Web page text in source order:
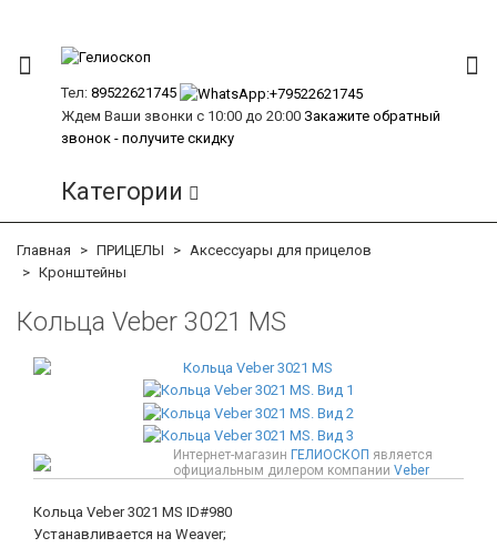
Тел: 89522621745
Ждем Ваши звонки с 10:00 до 20:00 Закажите обратный
звонок - получите скидку
Категории
Главная ПРИЦЕЛЫ
Аксессуары для прицелов
Кронштейны
Кольца Veber 3021 MS
Интернет-магазин ГЕЛИОСКОП является
официальным дилером компании Veber
Кольца Veber 3021 MS ID#980
Устанавливается на Weaver;